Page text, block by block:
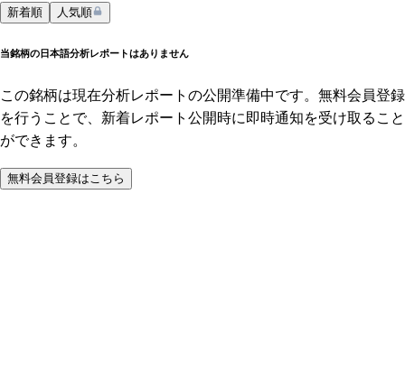
新着順 人気順
当銘柄の日本語分析レポートはありません
この銘柄は現在分析レポートの公開準備中です。無料会員登録
を行うことで、新着レポート公開時に即時通知を受け取ること
ができます。
無料会員登録はこちら